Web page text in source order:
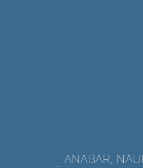
ANABAR,